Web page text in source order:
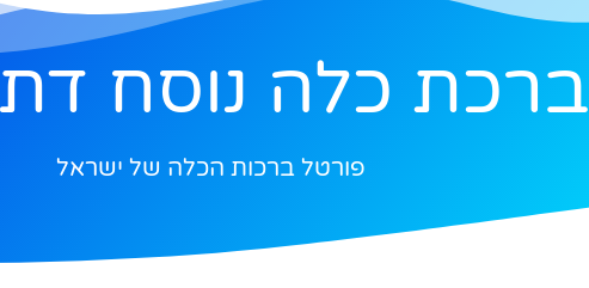
ברכת כלה נוסח
פורטל ברכות הכלה של ישראל